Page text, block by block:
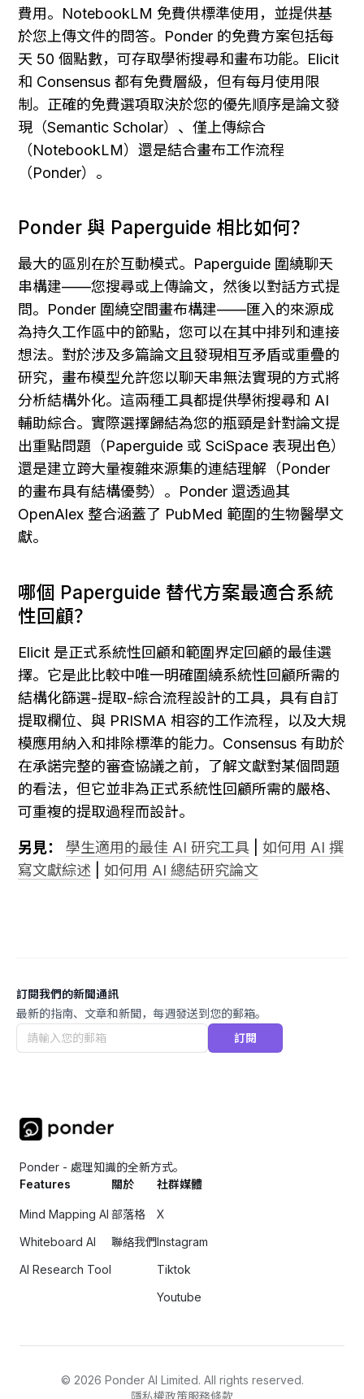
費用。NotebookLM 免費供標準使用，並提供基
於您上傳文件的問答。Ponder 的免費方案包括每
天 50 個點數，可存取學術搜尋和畫布功能。Elicit
和 Consensus 都有免費層級，但有每月使用限
制。正確的免費選項取決於您的優先順序是論文發
現（Semantic Scholar）、僅上傳綜合
（NotebookLM）還是結合畫布工作流程
（Ponder）。
Ponder 與 Paperguide 相比如何？
最大的區別在於互動模式。Paperguide 圍繞聊天
串構建——您搜尋或上傳論文，然後以對話方式提
問。Ponder 圍繞空間畫布構建——匯入的來源成
為持久工作區中的節點，您可以在其中排列和連接
想法。對於涉及多篇論文且發現相互矛盾或重疊的
研究，畫布模型允許您以聊天串無法實現的方式將
分析結構外化。這兩種工具都提供學術搜尋和 AI
輔助綜合。實際選擇歸結為您的瓶頸是針對論文提
出重點問題（Paperguide 或 SciSpace 表現出色）
還是建立跨大量複雜來源集的連結理解（Ponder
的畫布具有結構優勢）。Ponder 還透過其
OpenAlex 整合涵蓋了 PubMed 範圍的生物醫學文
獻。
哪個 Paperguide 替代方案最適合系統
性回顧？
Elicit 是正式系統性回顧和範圍界定回顧的最佳選
擇。它是此比較中唯一明確圍繞系統性回顧所需的
結構化篩選-提取-綜合流程設計的工具，具有自訂
提取欄位、與 PRISMA 相容的工作流程，以及大規
模應用納入和排除標準的能力。Consensus 有助於
在承諾完整的審查協議之前，了解文獻對某個問題
的看法，但它並非為正式系統性回顧所需的嚴格、
可重複的提取過程而設計。
另見： 學生適用的最佳 AI 研究工具
如何用 AI 撰
寫文獻綜述
如何用 AI 總結研究論文
訂閱我們的新聞通訊
最新的指南、文章和新聞，每週發送到您的郵箱。
訂閱
Ponder - 處理知識的全新方式。
Features
Mind Mapping AI
Whiteboard AI
AI Research Tool
關於
部落格
聯絡我們
社群媒體
X
Instagram
Tiktok
Youtube
© 2026 Ponder AI Limited. All rights reserved.
隱私權政策服務條款